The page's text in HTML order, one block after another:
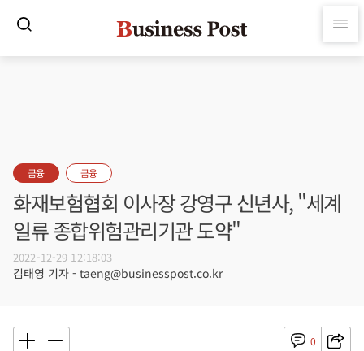
금융 금융
화재보험협회 이사장 강영구 신년사, "세계
일류 종합위험관리기관 도약"
2022-12-29 12:18:03
김태영 기자 - taeng@businesspost.co.kr
0